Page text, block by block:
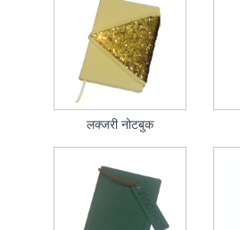
लक्जरी नोटबुक